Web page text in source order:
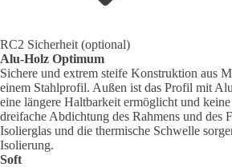
RC2 Sicherheit (optional)
Alu-Holz Optimum
Sichere und extrem steife Konstruktion aus
einem Stahlprofil. Außen ist das Profil mit
eine längere Haltbarkeit ermöglicht und
dreifache Abdichtung des Rahmens und des
Isolierglas und die thermische Schwelle
Isolierung.
Soft